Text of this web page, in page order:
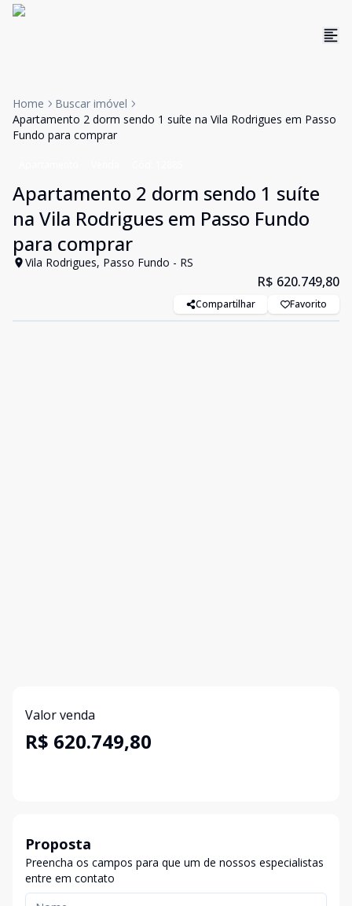
Home
Buscar imóvel
Apartamento 2 dorm sendo 1 suíte na Vila Rodrigues em Passo
Fundo para comprar
Apartamento 2 dorm sendo 1 suíte
na Vila Rodrigues em Passo Fundo
para comprar
Vila Rodrigues, Passo Fundo - RS
R$ 620.749,80
Compartilhar Favorito
Valor venda
R$ 620.749,80
Proposta
Preencha os campos para que um de nossos especialistas
entre em contato